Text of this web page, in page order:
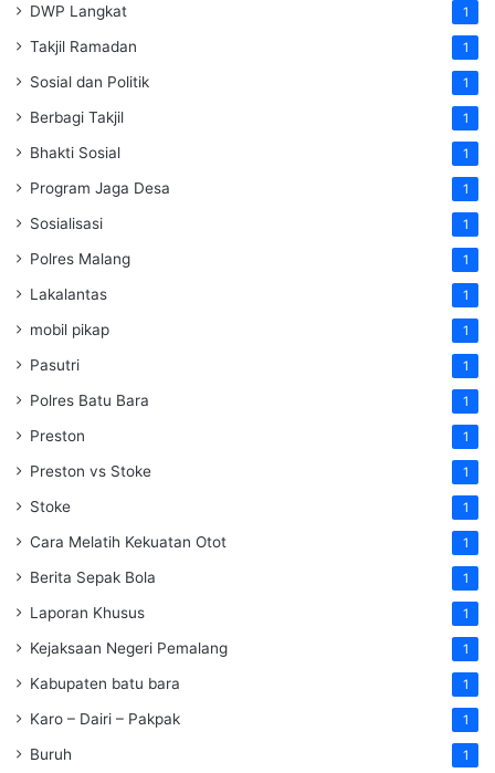
DWP Langkat 1
Takjil Ramadan 1
Sosial dan Politik 1
Berbagi Takjil 1
Bhakti Sosial 1
Program Jaga Desa 1
Sosialisasi 1
Polres Malang 1
Lakalantas 1
mobil pikap 1
Pasutri 1
Polres Batu Bara 1
Preston 1
Preston vs Stoke 1
Stoke 1
Cara Melatih Kekuatan Otot 1
Berita Sepak Bola 1
Laporan Khusus 1
Kejaksaan Negeri Pemalang 1
Kabupaten batu bara 1
Karo – Dairi – Pakpak 1
Buruh 1